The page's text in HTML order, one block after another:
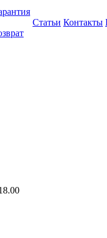
Статьи Контакты